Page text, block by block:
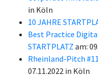
in Köln
10 JAHRE
Best Practice
STARTPLATZ am:
Rheinland-Pitch
07.11.2022 in Köln